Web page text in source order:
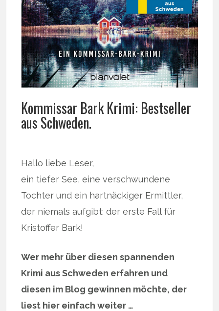
Kommissar Bark Krimi: Bestseller
aus Schweden.
Hallo liebe Leser,
ein tiefer See, eine verschwundene
Tochter und ein hartnäckiger Ermittler,
der niemals aufgibt: der erste Fall für
Kristoffer Bark!
Wer mehr über diesen spannenden
Krimi aus Schweden erfahren und
diesen im Blog gewinnen möchte, der
liest hier einfach weiter …